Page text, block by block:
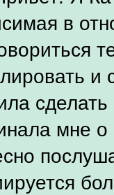
в
и
сделать
мне о